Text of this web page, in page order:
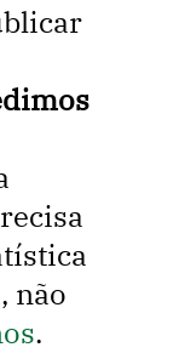
não
.